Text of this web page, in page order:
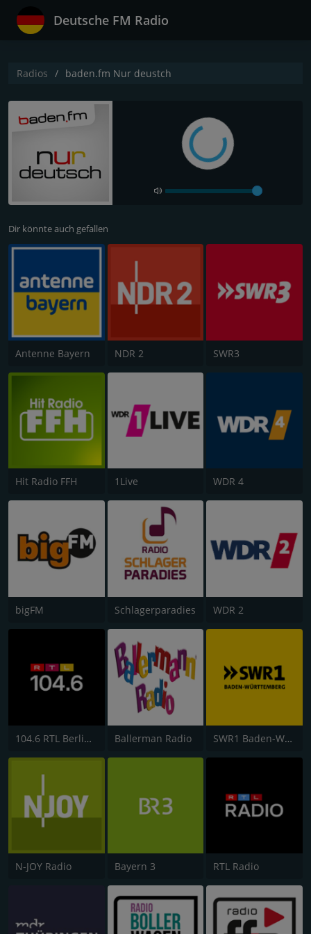
Deutsche FM Radio
Radios baden.fm Nur deustch
Dir könnte auch gefallen
Antenne Bayern NDR 2 SWR3
Hit Radio FFH 1Live WDR 4
bigFM Schlagerparadies WDR 2
104.6 RTL Berlins Hitradio Ballerman Radio SWR1 Baden-Württemberg
N-JOY Radio Bayern 3 RTL Radio